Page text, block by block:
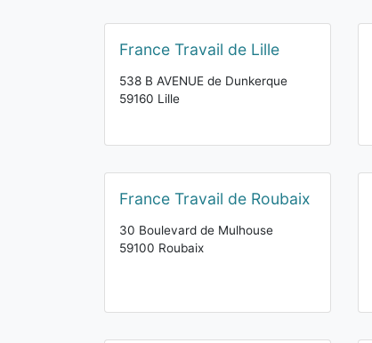
France Travail de Lille
538 B AVENUE de Dunkerque
59160 Lille
France Travail de Roubaix
30 Boulevard de Mulhouse
59100 Roubaix